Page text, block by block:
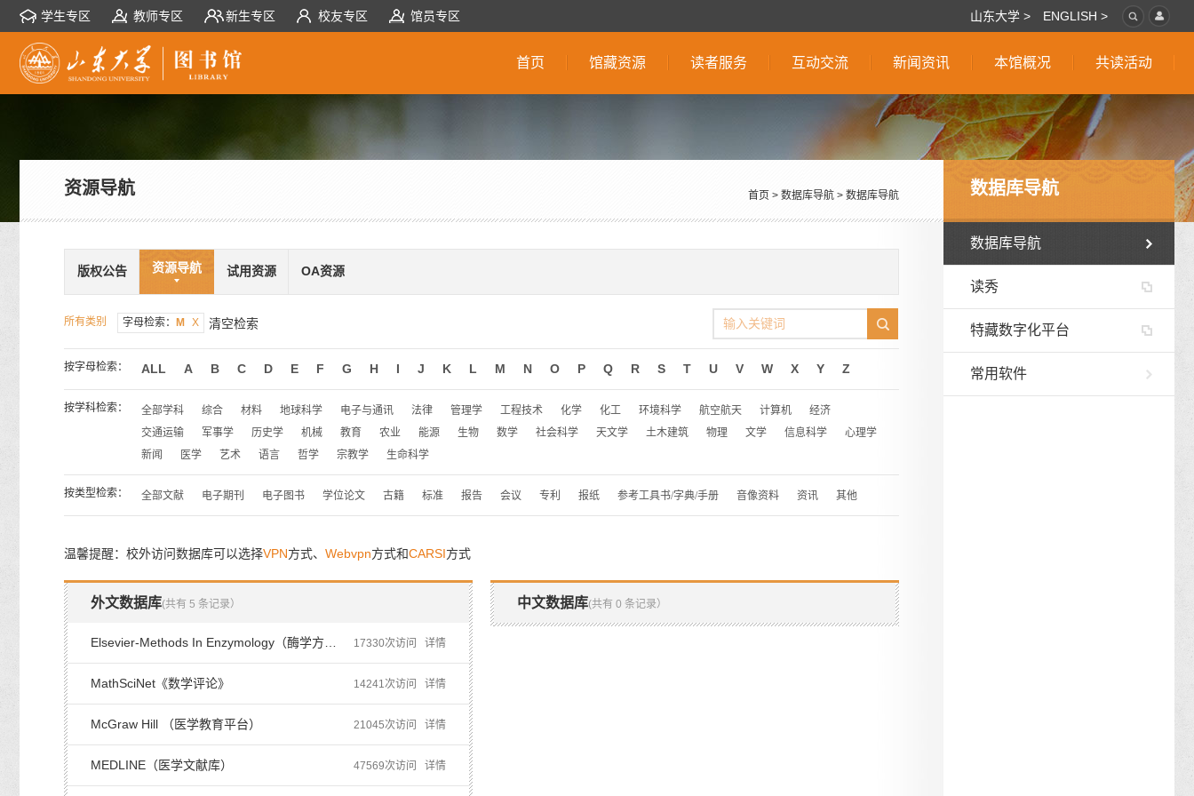
学生专区 教师专区 新生专区 校友专区 馆员专区 山东大学 > ENGLISH >
首页 馆藏资源 读者服务 互动交流 新闻资讯 本馆概况 共读活动
数据库导航
数据库导航
读秀
特藏数字化平台
常用软件
资源导航 首页 > 数据库导航 > 数据库导航
版权公告 资源导航 试用资源 OA资源
所有类别 字母检索： M X 清空检索
按字母检索： ALL A B C D E F G H I J K L M N O P Q R S T U V W X Y Z
按学科检索： 全部学科 综合 材料 地球科学 电子与通讯 法律 管理学 工程技术 化学 化工 环境科学 航空航天 计算机
经济
交通运输
军事学 历史学 机械 教育 农业 能源 生物 数学 社会科学 天文学 土木建筑 物理 文学 信息科学
心理学
新闻
医学 艺术 语言 哲学 宗教学 生命科学
按类型检索： 全部文献 电子期刊 电子图书 学位论文 古籍 标准 报告 会议 专利 报纸 参考工具书/字典/手册 音像资料 资讯 其他
温馨提醒：校外访问数据库可以选择VPN方式、 Webvpn方式和CARSI方式
外文数据库(共有 5 条记录）
17330次访问 详情
MathSciNet《数学评论》 14241次访问 详情
McGraw Hill （医学教育平台） 21045次访问 详情
MEDLINE（医学文献库） 47569次访问 详情
中文数据库(共有 0 条记录）